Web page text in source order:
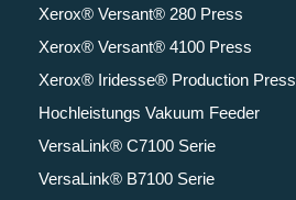
Xerox® Versant® 280 Press
Xerox® Versant® 4100 Press
Xerox® Iridesse® Production Press
Hochleistungs Vakuum Feeder
VersaLink® C7100 Serie
VersaLink® B7100 Serie